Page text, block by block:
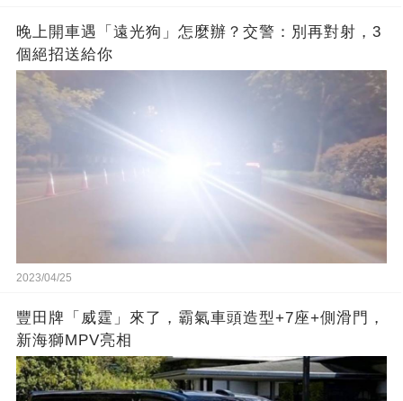
晚上開車遇「遠光狗」怎麼辦？交警：別再對射，3
個絕招送給你
2023/04/25
豐田牌「威霆」來了，霸氣車頭造型+7座+側滑門，
新海獅MPV亮相